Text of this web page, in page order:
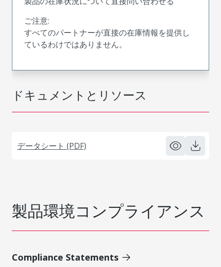
ドキュメントとリソース
データシート (PDF)
ご注意:
すべてのパートナーが直接の在庫情報を提供し
ているわけではありません。
製品環境コンプライアンス
Compliance Statements